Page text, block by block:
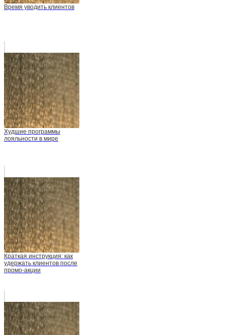
Время уводить клиентов
Худшие программы
лояльности в мире
Краткая инструкция: как
удержать клиентов после
промо-акции